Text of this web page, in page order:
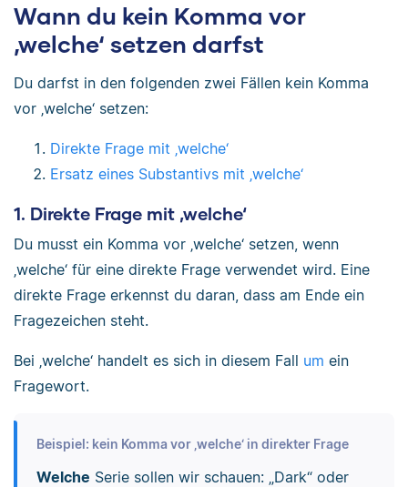
Wann du kein Komma vor
‚welche‘ setzen darfst
Du darfst in den folgenden zwei Fällen kein Komma
vor ‚welche‘ setzen:
Direkte Frage mit ‚welche‘
Ersatz eines Substantivs mit ‚welche‘
1. Direkte Frage mit ‚welche‘
Du musst ein Komma vor ‚welche‘ setzen, wenn
‚welche‘ für eine direkte Frage verwendet wird. Eine
direkte Frage erkennst du daran, dass am Ende ein
Fragezeichen steht.
Bei ‚welche‘ handelt es sich in diesem Fall um ein
Fragewort.
Beispiel: kein Komma vor ‚welche‘ in direkter Frage
Welche Serie sollen wir schauen: „Dark“ oder